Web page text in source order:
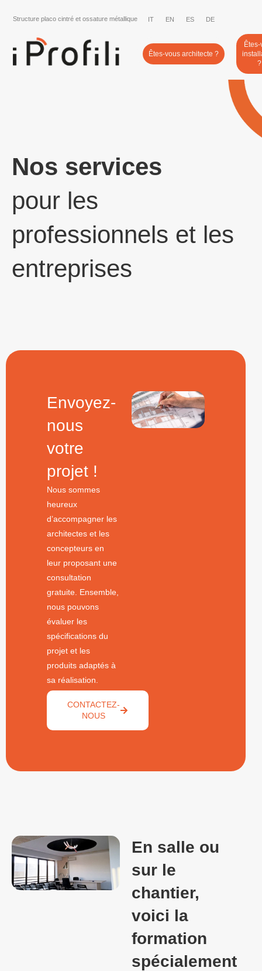
Structure placo cintré et ossature métallique IT EN ES DE
Êtes-vous architecte ?
?
Nos services
pour les
professionnels et les
entreprises
Envoyez-
nous
votre
projet !
Nous sommes
heureux
d’accompagner les
architectes et les
concepteurs en
leur proposant une
consultation
gratuite. Ensemble,
nous pouvons
évaluer les
spécifications du
projet et les
produits adaptés à
sa réalisation.
CONTACTEZ-
NOUS
En salle ou
sur le
chantier,
voici la
formation
spécialement